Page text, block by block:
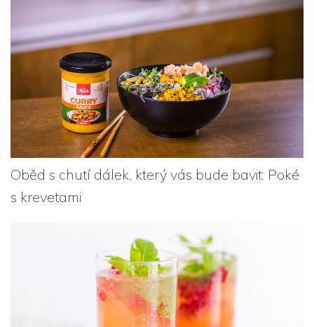
Oběd s chutí dálek, který vás bude bavit: Poké
s krevetami